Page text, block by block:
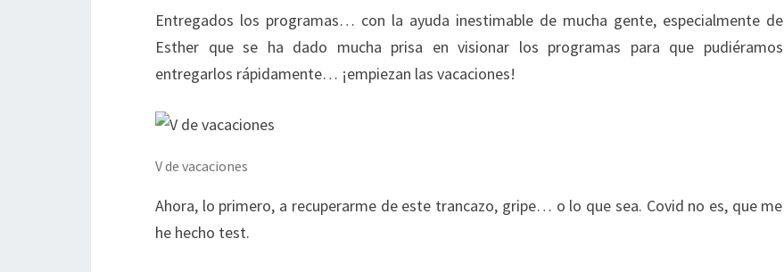
Entregados los programas… con la ayuda inestimable de mucha gente, especialmente de
Esther que se ha dado mucha prisa en visionar los programas para que pudiéramos
entregarlos rápidamente… ¡empiezan las vacaciones!
V de vacaciones
Ahora, lo primero, a recuperarme de este trancazo, gripe… o lo que sea. Covid no es, que me
he hecho test.